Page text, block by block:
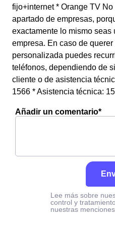
fijo+internet * Orange TV
apartado de empresas,
exactamente lo mismo seas
empresa. En caso de
personalizada puedes
teléfonos, dependiendo de
cliente o de asistencia
1566 * Asistencia técnica:
Añadir un comentario*
Lee más sobre
control y
nuestras